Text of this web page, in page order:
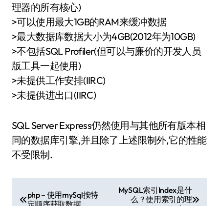
理器的所有核心)
>可以使用最大1GB的RAM来缓冲数据
>最大数据库数据大小为4GB(2012年为10GB)
>不包括SQL Profiler(但可以与廉价的开发人员
版工具一起使用)
>未提供工作安排(IIRC)
>未提供进出口(IIRC)
SQL Server Express仍然使用与其他所有版本相
同的数据库引擎,并且除了上述限制外,它的性能
不受限制.
php – 使用mySql按特
定顺序获取数据
MySQL索引Index是什
么？使用索引的理